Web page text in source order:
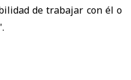
de trabajar con él o